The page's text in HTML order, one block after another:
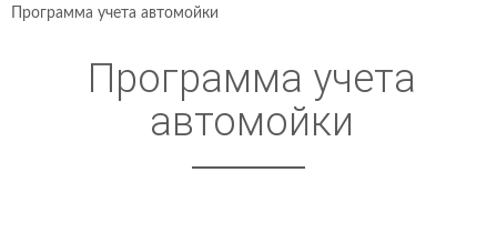
Программа учета автомойки
Программа учета
автомойки